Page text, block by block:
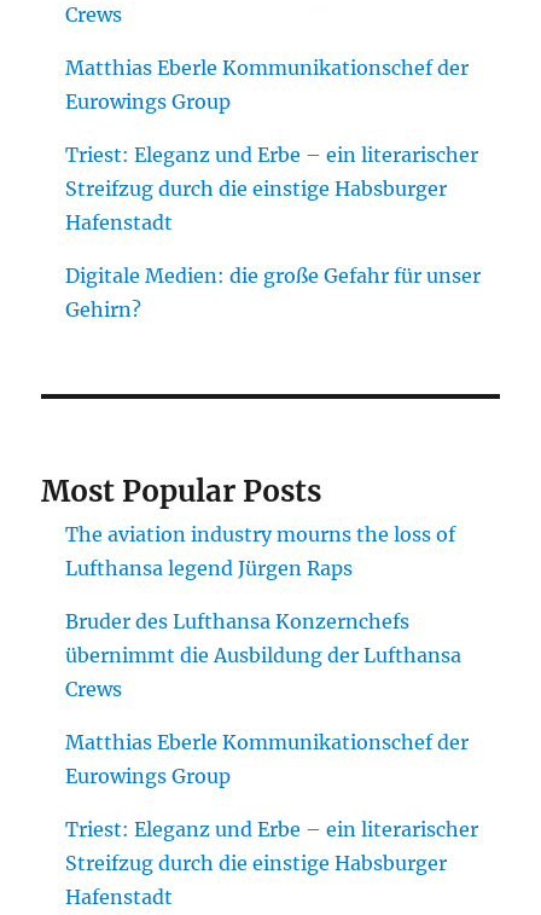
Crews
Matthias Eberle Kommunikationschef der
Eurowings Group
Triest: Eleganz und Erbe – ein literarischer
Streifzug durch die einstige Habsburger
Hafenstadt
Digitale Medien: die große Gefahr für unser
Gehirn?
Most Popular Posts
The aviation industry mourns the loss of
Lufthansa legend Jürgen Raps
Bruder des Lufthansa Konzernchefs
übernimmt die Ausbildung der Lufthansa
Crews
Matthias Eberle Kommunikationschef der
Eurowings Group
Triest: Eleganz und Erbe – ein literarischer
Streifzug durch die einstige Habsburger
Hafenstadt